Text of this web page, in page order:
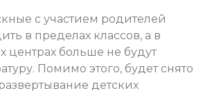
с участием родителей
в пределах классов, а в
центрах больше не будут
Помимо этого, будет снято
детских